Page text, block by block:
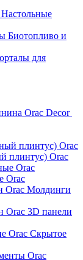
Настольные
Биотопливо и
для
Orac Decor
плинтус) Orac
Orac
Молдинги
3D панели
Скрытое